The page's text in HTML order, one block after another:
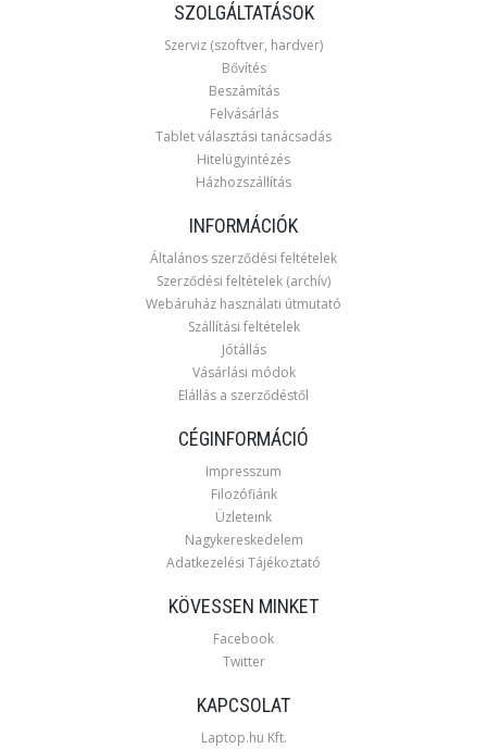
SZOLGÁLTATÁSOK
Szerviz (szoftver, hardver)
Bővítés
Beszámítás
Felvásárlás
Tablet választási tanácsadás
Hitelügyintézés
Házhozszállítás
INFORMÁCIÓK
Általános szerződési feltételek
Szerződési feltételek (archív)
Webáruház használati útmutató
Szállítási feltételek
Jótállás
Vásárlási módok
Elállás a szerződéstől
CÉGINFORMÁCIÓ
Impresszum
Filozófiánk
Üzleteink
Nagykereskedelem
Adatkezelési Tájékoztató
KÖVESSEN MINKET
Facebook
Twitter
KAPCSOLAT
Laptop.hu Kft.